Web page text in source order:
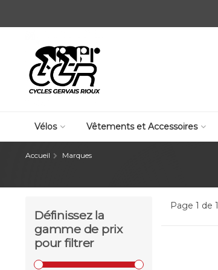
Vélos Vêtements et Accessoires
Accueil Marques
Définissez la
gamme de prix
pour filtrer
Page 1 de 1